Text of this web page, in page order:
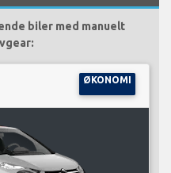
biler med manuelt
ØKONOMI